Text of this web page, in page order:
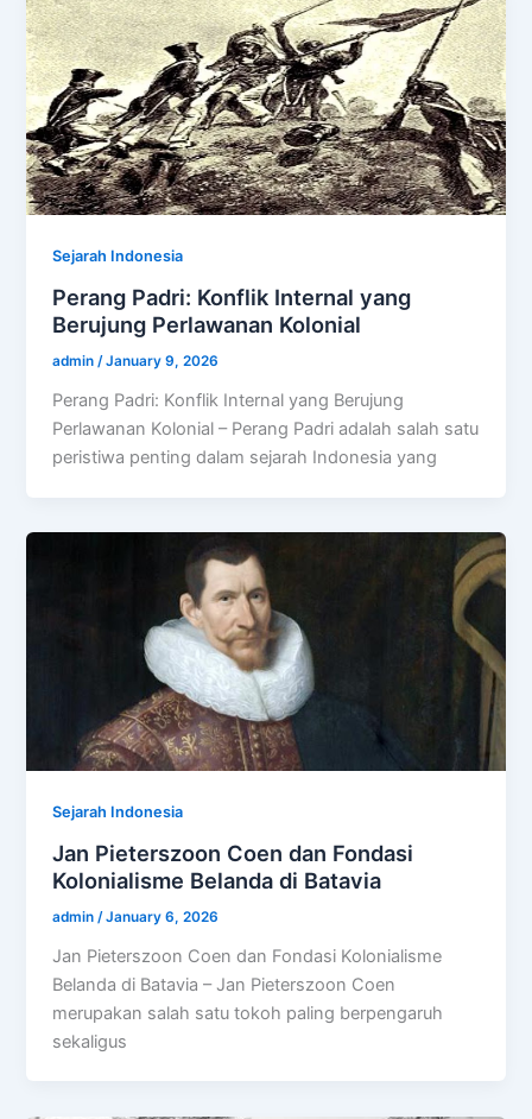
Sejarah Indonesia
Perang Padri: Konflik Internal yang
Berujung Perlawanan Kolonial
admin/January 9, 2026
Perang Padri: Konflik Internal yang Berujung
Perlawanan Kolonial – Perang Padri adalah salah satu
peristiwa penting dalam sejarah Indonesia yang
Sejarah Indonesia
Jan Pieterszoon Coen dan Fondasi
Kolonialisme Belanda di Batavia
admin /January 6, 2026
Jan Pieterszoon Coen dan Fondasi Kolonialisme
Belanda di Batavia – Jan Pieterszoon Coen
merupakan salah satu tokoh paling berpengaruh
sekaligus